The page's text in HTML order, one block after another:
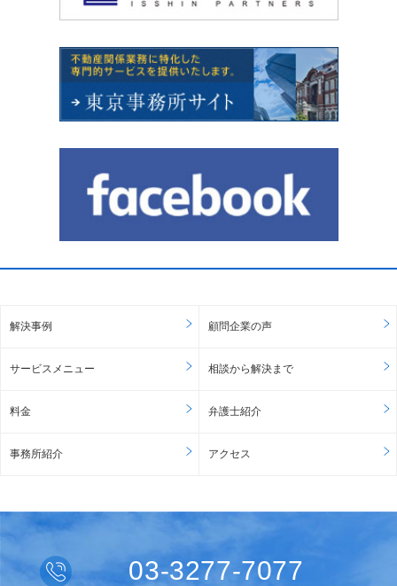
解決事例 顧問企業の声
サービスメニュー 相談から解決まで
料金 弁護士紹介
事務所紹介 アクセス
03-3277-7077